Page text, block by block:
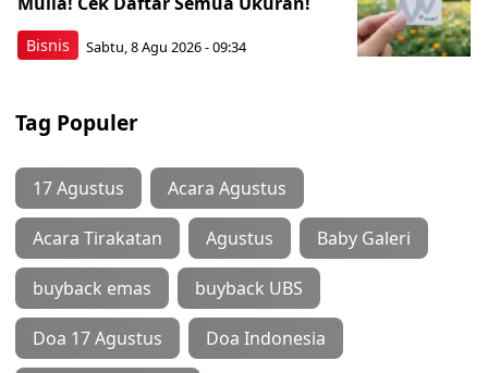
Bisnis Sabtu, 8 Agu 2026 - 09:34
Tag Populer
17 Agustus Acara Agustus
Acara Tirakatan Agustus Baby Galeri
buyback emas buyback UBS
Doa 17 Agustus Doa Indonesia